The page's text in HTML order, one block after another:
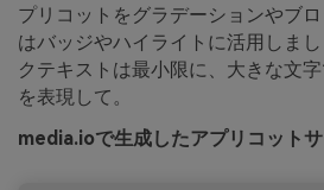
プリコットをグラデーションやブ
はバッジやハイライトに活用しま
クテキストは最小限に、大きな文
を表現して。
media.ioで生成したアプリコット